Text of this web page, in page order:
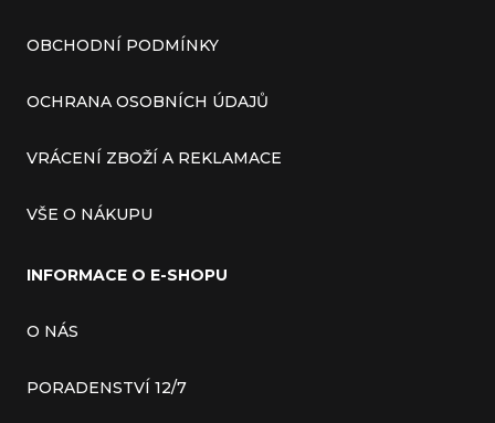
OBCHODNÍ PODMÍNKY
OCHRANA OSOBNÍCH ÚDAJŮ
VRÁCENÍ ZBOŽÍ A REKLAMACE
VŠE O NÁKUPU
INFORMACE O E-SHOPU
O NÁS
PORADENSTVÍ 12/7